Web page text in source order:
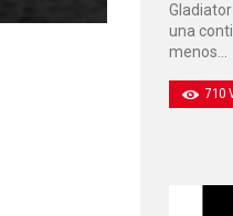
una
menos…
710